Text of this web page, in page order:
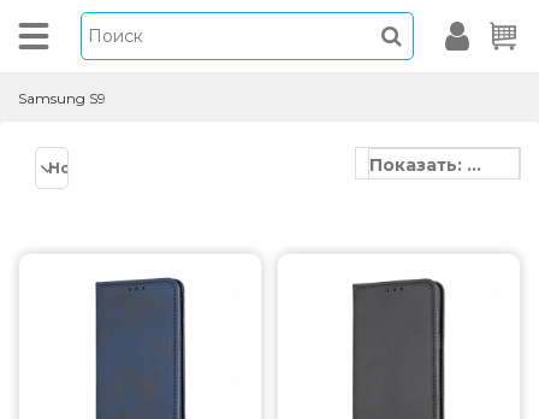
Samsung S9
Новинки Показать: 20